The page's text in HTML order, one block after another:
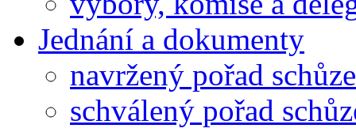
Jednání a dokumenty
navržený pořad schůze
schválený pořad